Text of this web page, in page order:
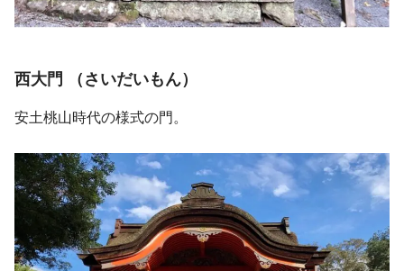
西大門 （さいだいもん）
安土桃山時代の様式の門。